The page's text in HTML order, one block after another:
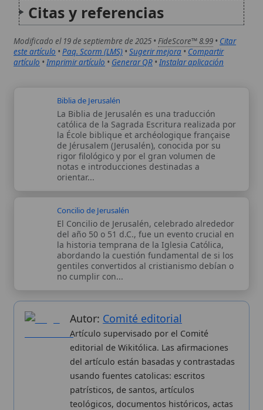
El Concilio de Jerusalén, celebrado alrededor
del año 50 o 51 d.C., fue un evento crucial en
la historia temprana de la Iglesia Católica,
Autor:Comité editorial
Artículo supervisado por el Comité
editorial de Wikitólica. Las afirmaciones
del artículo están basadas y contrastadas
usando fuentes catolicas: escritos
teológicos, documentos históricos, actas
de concilios, encíclicas, fuentes
magisteriales y documentos oficiales de
la Iglesia.Proceso editorial →
histórico y litúrgico de la Iglesia Católica. Parte de la red formativa
analíticas anónimas. LicenciaCC BY-SA(texto). Editado en
ISSN: 3101-7339 . Bajo el patrocinio de San
Carlo Acutis.
Sobre nosotros
Proceso editorial
Publicación seriada
Datos abiertos
Estadísticas
Aviso legal
Política de privacidad
Categorias
Más visitados
Nuevas entradas
Cambios recientes
Aplicaciones
Kit de Prensa
Widgets para tu web